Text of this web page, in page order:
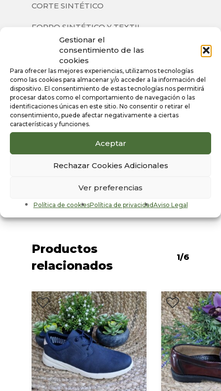
Gestionar el
consentimiento de las
cookies
Para ofrecer las mejores experiencias, utilizamos tecnologías
como las cookies para almacenar y/o acceder a la información del
dispositivo. El consentimiento de estas tecnologías nos permitirá
procesar datos como el comportamiento de navegación o las
identificaciones únicas en este sitio. No consentir o retirar el
consentimiento, puede afectar negativamente a ciertas
características y funciones.
Aceptar
Rechazar Cookies Adicionales
Ver preferencias
Política de cookiesPolítica de privacidadAviso Legal
CORTE SINTÉTICO
FORRO SINTÉTICO Y TEXTIL
SUELA SINTÉTICA
Información
adicional
Negro
Productos
relacionados
1/6